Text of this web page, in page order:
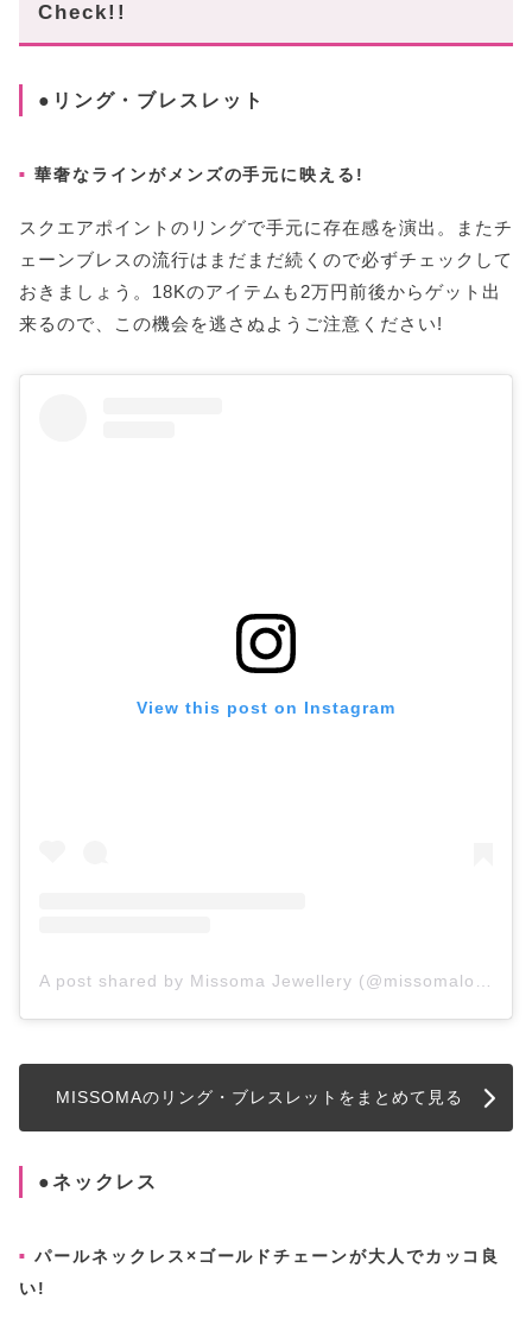
Check!!
●リング・ブレスレット
華奢なラインがメンズの手元に映える!
スクエアポイントのリングで手元に存在感を演出。またチ
ェーンブレスの流行はまだまだ続くので必ずチェックして
おきましょう。18Kのアイテムも2万円前後からゲット出
来るので、この機会を逃さぬようご注意ください!
View this post on Instagram
A post shared by Missoma Jewellery (@missomalondon)
MISSOMAのリング・ブレスレットをまとめて見る
●ネックレス
パールネックレス×ゴールドチェーンが大人でカッコ良
い!